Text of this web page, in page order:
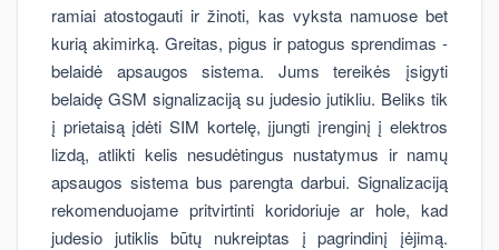
ramiai atostogauti ir žinoti, kas vyksta namuose bet
kurią akimirką. Greitas, pigus ir patogus sprendimas -
belaidė apsaugos sistema. Jums tereikės įsigyti
belaidę GSM signalizaciją su judesio jutikliu. Beliks tik
į prietaisą įdėti SIM kortelę, įjungti įrenginį į elektros
lizdą, atlikti kelis nesudėtingus nustatymus ir namų
apsaugos sistema bus parengta darbui. Signalizaciją
rekomenduojame pritvirtinti koridoriuje ar hole, kad
judesio jutiklis būtų nukreiptas į pagrindinį įėjimą.